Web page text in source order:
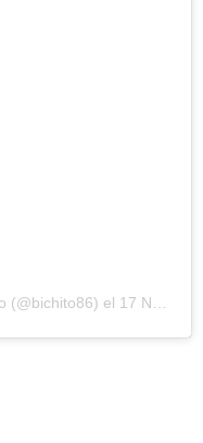
(@bichito86) el 17 Nov, 2017 a las 9:47 PST